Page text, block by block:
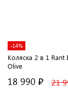
-14%
Коляска 2 в 1 Rant
Olive
18 990 ₽ 21